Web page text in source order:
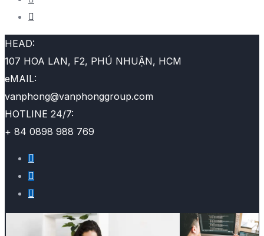
HEAD:
107 HOA LAN, F2, PHÚ NHUẬN, HCM
eMAIL:
vanphong@vanphonggroup.com
HOTLINE 24/7:
+ 84 0898 988 769